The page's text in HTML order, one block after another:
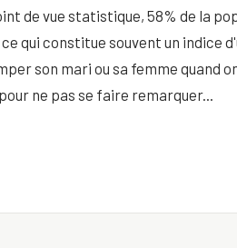
de vue statistique, 58% de la
qui constitue souvent un indice
son mari ou sa femme quand
ne pas se faire remarquer...